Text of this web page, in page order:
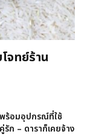
จทย์ร้าน
ร้อมอุปกรณ์ที่ใช้
ก – ดาราก็เคยจ้าง